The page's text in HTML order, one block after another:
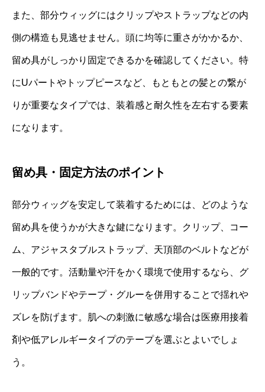
また、部分ウィッグにはクリップやストラップなどの内
側の構造も見逃せません。頭に均等に重さがかかるか、
留め具がしっかり固定できるかを確認してください。特
にUパートやトップピースなど、もともとの髪との繋が
りが重要なタイプでは、装着感と耐久性を左右する要素
になります。
留め具・固定方法のポイント
部分ウィッグを安定して装着するためには、どのような
留め具を使うかが大きな鍵になります。クリップ、コー
ム、アジャスタブルストラップ、天頂部のベルトなどが
一般的です。活動量や汗をかく環境で使用するなら、グ
リップバンドやテープ・グルーを併用することで揺れや
ズレを防げます。肌への刺激に敏感な場合は医療用接着
剤や低アレルギータイプのテープを選ぶとよいでしょ
う。